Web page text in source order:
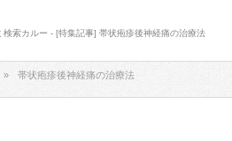
検索カルー - [特集記事] 帯状疱疹後神経痛の治療法
帯状疱疹後神経痛の治療法